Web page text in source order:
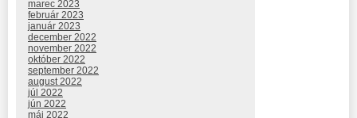
marec 2023
február 2023
január 2023
december 2022
november 2022
október 2022
september 2022
august 2022
júl 2022
jún 2022
máj 2022